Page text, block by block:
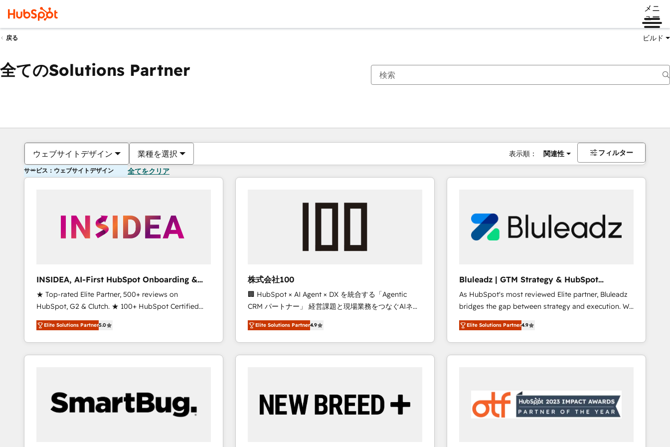
メニ
ュー
戻る ビルド
全てのSolutions Partner
ウェブサイトデザイン 業種を選択 表示順： 関連性 フィルター
サービス：ウェブサイトデザイン 全てをクリア
INSIDEA, AI-First HubSpot Onboarding &
RevOps
★ Top-rated Elite Partner, 500+ reviews on
HubSpot, G2 & Clutch. ★ 100+ HubSpot Certified
Experts & Trainers across the team ★ 1,500+
implementations across five continents ★ AI-First,
RevOps-led, Onboarding obsessed ★ Company of
the Year 2024/25 INSIDEA helps growing companies
workflows that drive adoption from week one, in
your time zone. What we do ➤ Onboarding: Live in
weeks, with workflows built around your business,
Elite Solutions Partner5.0
株式会社100
🏢 HubSpot × AI Agent × DX を統合する「Agentic
CRM パートナー」 経営課題と現場業務をつなぐAIネイ
ティブ・エージェンシーとして、HubSpot Eliteの実装
力で顧客フロント業務を再設計します。 💡 100inc は何
をする会社か？ HubSpotを共通基盤に、AIエージェン
トを組み込んだ顧客フロント業務（マーケティング・営
を、CRMを軸とした全社共通基盤に再構築します。意
思決定者・PMO・現場担当者に並走します。 1️⃣
Elite Solutions Partner4.9
Bluleadz | GTM Strategy & HubSpot
Implementation
As HubSpot's most reviewed Elite partner, Bluleadz
bridges the gap between strategy and execution. We
don't just "set up tools" — we install the GTM
Operating System (GTM OS) to align your leadership
and engineer a portal that drives predictable
revenue velocity. 🚀 GTM Strategy & Alignment
"accelerating a mess." ⚙️ Elite Engineering & AI
Scalable Architecture: Zero-technical-debt setup
across all Hubs, validated by our 7 HubSpot
Elite Solutions Partner4.9
現在の場所ページ
ページページページページページページページページページページ